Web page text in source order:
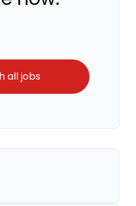
all jobs